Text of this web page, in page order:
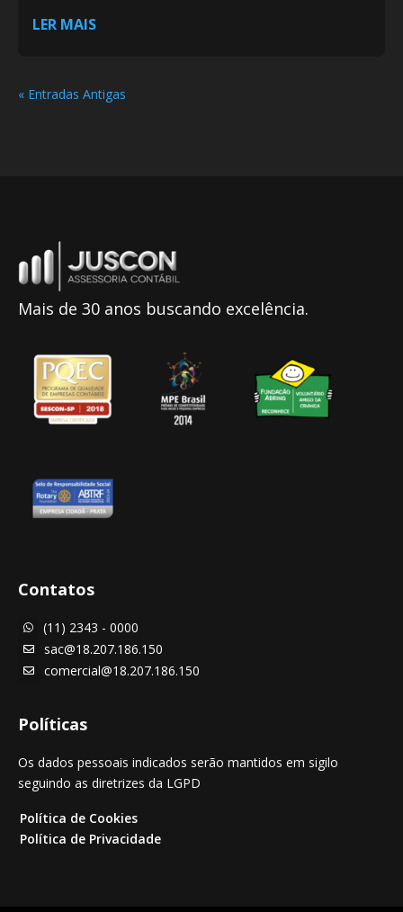
LER MAIS
« Entradas Antigas
Mais de 30 anos buscando excelência.
Contatos
 (11) 2343 - 0000
 sac@18.207.186.150
 comercial@18.207.186.150
Políticas
Os dados pessoais indicados serão mantidos em sigilo
seguindo as diretrizes da LGPD
Política de Cookies
Política de Privacidade